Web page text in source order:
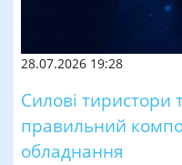
28.07.2026 19:28
Силові тиристори
правильний
обладнання